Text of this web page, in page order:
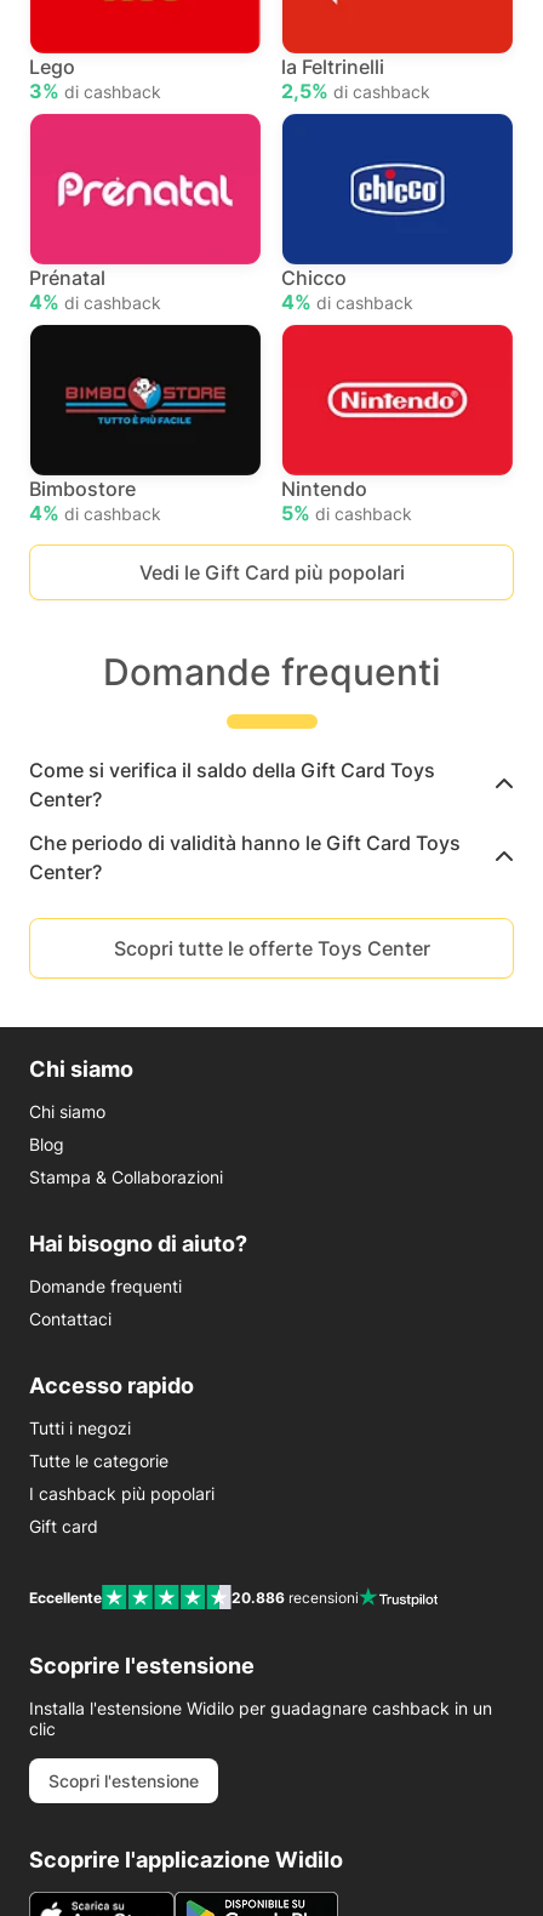
Lego
3% di cashback
la Feltrinelli
2,5% di cashback
Prénatal
4% di cashback
Chicco
4% di cashback
Bimbostore
4% di cashback
Nintendo
5% di cashback
Vedi le Gift Card più popolari
Domande frequenti
Come si verifica il saldo della Gift Card Toys
Center?
Che periodo di validità hanno le Gift Card Toys
Center?
Scopri tutte le offerte Toys Center
Chi siamo
Chi siamo
Blog
Stampa & Collaborazioni
Hai bisogno di aiuto?
Domande frequenti
Contattaci
Accesso rapido
Tutti i negozi
Tutte le categorie
I cashback più popolari
Gift card
Eccellente 20.886 recensioni
Scoprire l'estensione
Installa l'estensione Widilo per guadagnare cashback in un
clic
Scopri l'estensione
Scoprire l'applicazione Widilo